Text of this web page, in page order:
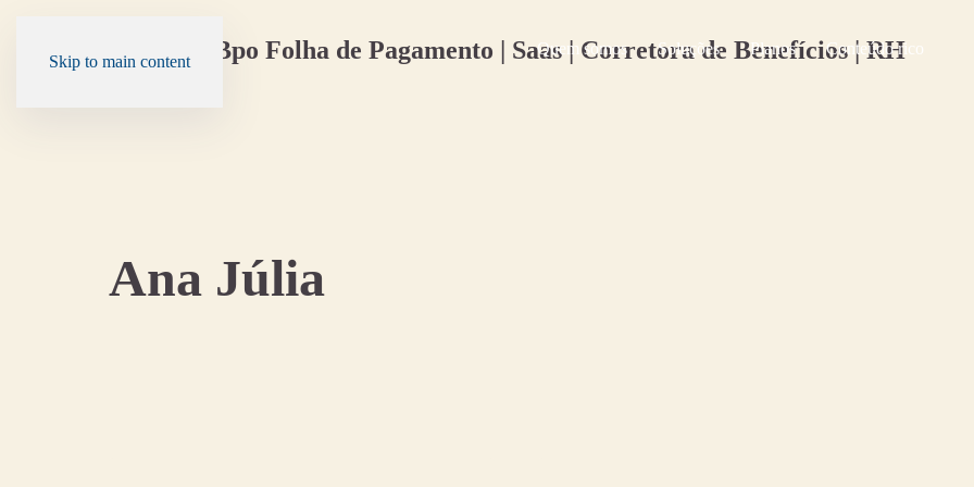
Skip to main content
Quem somos Soluções Planos Conteúdo rico
Ana Júlia